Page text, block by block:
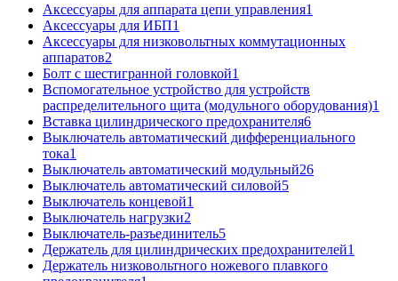
Аксессуары для аппарата цепи управления1
Аксессуары для ИБП1
Аксессуары для низковольтных коммутационных
аппаратов2
Болт с шестигранной головкой1
Вспомогательное устройство для устройств
распределительного щита (модульного оборудования)1
Вставка цилиндрического предохранителя6
Выключатель автоматический дифференциального
тока1
Выключатель автоматический модульный26
Выключатель автоматический силовой5
Выключатель концевой1
Выключатель нагрузки2
Выключатель-разъединитель5
Держатель для цилиндрических предохранителей1
Держатель низковольтного ножевого плавкого